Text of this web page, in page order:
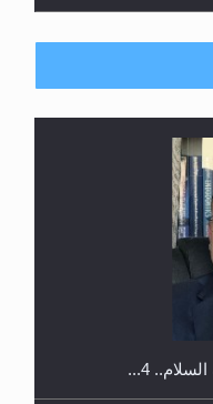
الله في هولندا
4...